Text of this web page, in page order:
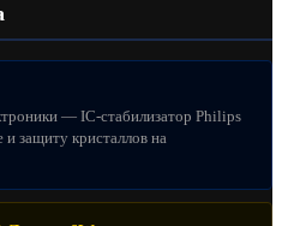
— IC-стабилизатор Philips
и защиту кристаллов на